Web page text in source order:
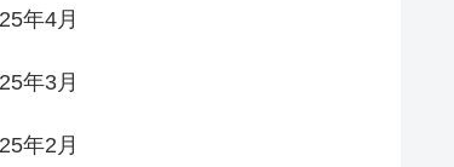
年4月
年3月
年2月